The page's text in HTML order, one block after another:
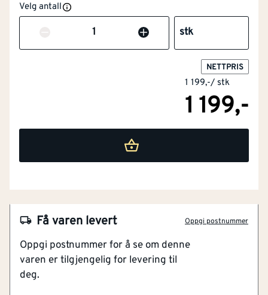
Velg antall
Antall stk
NETTPRIS
1 199,-/ stk
1 199,-
Få varen levert Oppgi postnummer
Oppgi postnummer for å se om denne
varen er tilgjengelig for levering til
deg.
NOBB
60005371
Artikkelnummer 101373249
Mykt og behagelig stoff
Varmer godt
Materialvekt [g/m²] 400
Engangsversjon Nei
Materiale Blandingstekstiler
Farge Blå
Modell / utførelse